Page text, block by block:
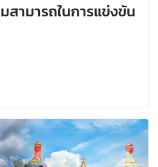
ามารถในการแข่งขัน